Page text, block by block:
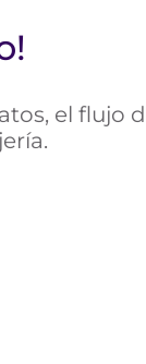
el flujo